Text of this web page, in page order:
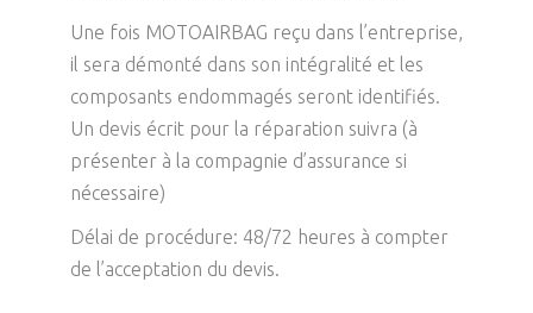
Une fois MOTOAIRBAG reçu dans l’entreprise,
il sera démonté dans son intégralité et les
composants endommagés seront identifiés.
Un devis écrit pour la réparation suivra (à
présenter à la compagnie d’assurance si
nécessaire)
Délai de procédure: 48/72 heures à compter
de l’acceptation du devis.